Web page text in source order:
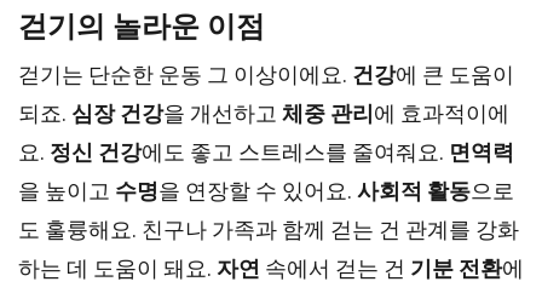
걷기의 놀라운 이점
걷기는 단순한 운동 그 이상이에요. 건강에 큰 도움이
되죠. 심장 건강을 개선하고 체중 관리 에 효과적이에
요. 정신 건강에도 좋고 스트레스를 줄여줘요. 면역력
을 높이고 수명을 연장할 수 있어요. 사회적 활동으로
도 훌륭해요. 친구나 가족과 함께 걷는 건 관계를 강화
하는 데 도움이 돼요. 자연 속에서 걷는 건 기분 전환에